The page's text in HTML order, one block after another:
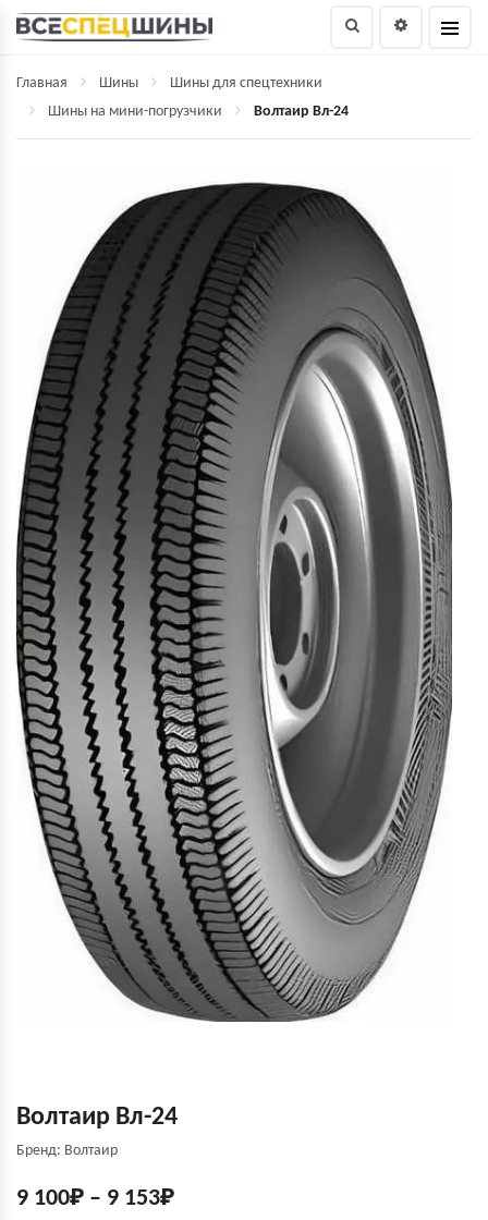
Главная Шины
Шины для спецтехники
Шины на мини-погрузчики
Волтаир Вл-24
Волтаир Вл-24
Бренд: Волтаир
9 100₽ – 9 153₽